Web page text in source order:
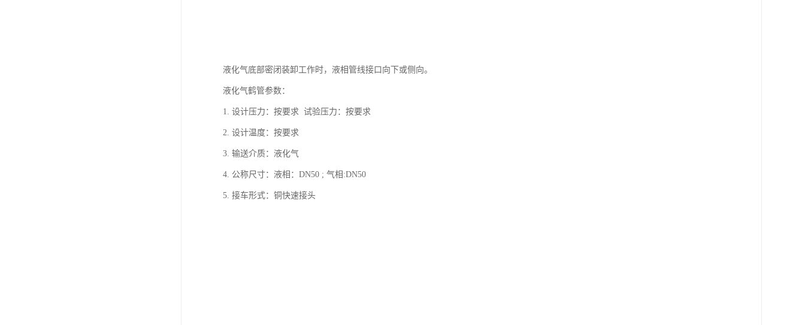
液化气底部密闭装卸工作时，液相管线接口向下或侧向。
液化气鹤管参数：
1. 设计压力：按要求 试验压力：按要求
2. 设计温度：按要求
3. 输送介质：液化气
4. 公称尺寸：液相：DN50 ; 气相:DN50
5. 接车形式：铜快速接头